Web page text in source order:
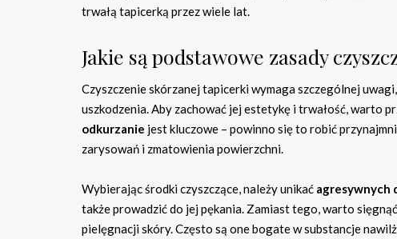
trwałą tapicerką przez wiele lat.
Jakie są podstawowe zasady
Czyszczenie skórzanej tapicerki wymaga szczególnej
uszkodzenia. Aby zachować jej estetykę i trwałość, warto
odkurzanie jest kluczowe – powinno się to robić
zarysowań i zmatowienia powierzchni.
Wybierając środki czyszczące, należy unikać
także prowadzić do jej pękania. Zamiast tego, warto
pielęgnacji skóry. Często są one bogate w substancje